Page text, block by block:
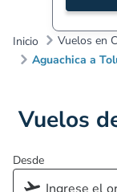
Inicio Vuelos en
Aguachica a
Vuelos
Desde